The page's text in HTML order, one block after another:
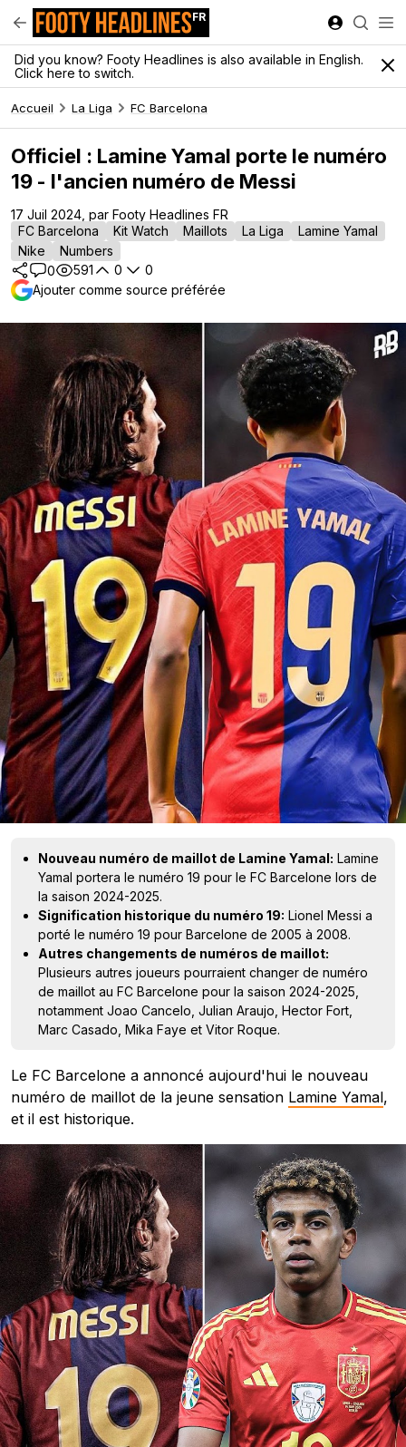
FR
Did you know? Footy Headlines is also available in English.
Click here to switch.
Accueil La Liga FC Barcelona
Officiel : Lamine Yamal porte le numéro
19 - l'ancien numéro de Messi
17 Juil 2024, par Footy Headlines FR
FC Barcelona
Kit Watch Maillots La Liga
Lamine Yamal
Nike
Numbers
0
591 0
0
Ajouter comme source préférée
Nouveau numéro de maillot de Lamine Yamal: Lamine
Yamal portera le numéro 19 pour le FC Barcelone lors de
la saison 2024-2025.
Signification historique du numéro 19: Lionel Messi a
porté le numéro 19 pour Barcelone de 2005 à 2008.
Autres changements de numéros de maillot:
Plusieurs autres joueurs pourraient changer de numéro
de maillot au FC Barcelone pour la saison 2024-2025,
notamment Joao Cancelo, Julian Araujo, Hector Fort,
Marc Casado, Mika Faye et Vitor Roque.
Le FC Barcelone a annoncé aujourd'hui le nouveau
numéro de maillot de la jeune sensation Lamine Yamal,
et il est historique.